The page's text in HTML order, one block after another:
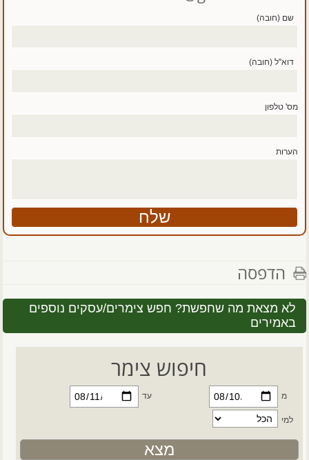
שם (חובה)
דוא''ל (חובה)
מס' טלפון
הערות
הדפסה
לא מצאת מה שחפשת? חפש צימרים/עסקים נוספים
באמירים
חיפוש צימר
מ עד
למי